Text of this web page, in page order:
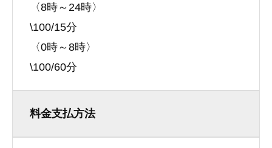
〈8時～24時〉
\100/15分
〈0時～8時〉
\100/60分
料金支払方法